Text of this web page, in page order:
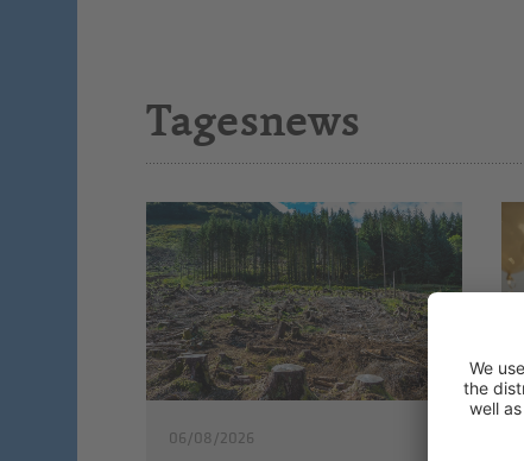
Tagesnews
06/08/2026